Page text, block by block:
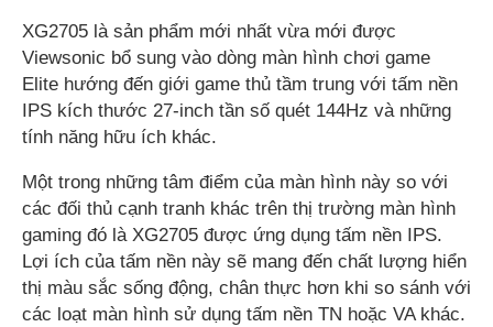
XG2705 là sản phẩm mới nhất vừa mới được
Viewsonic bổ sung vào dòng màn hình chơi game
Elite hướng đến giới game thủ tầm trung với tấm nền
IPS kích thước 27-inch tần số quét 144Hz và những
tính năng hữu ích khác.
Một trong những tâm điểm của màn hình này so với
các đối thủ cạnh tranh khác trên thị trường màn hình
gaming đó là XG2705 được ứng dụng tấm nền IPS.
Lợi ích của tấm nền này sẽ mang đến chất lượng hiển
thị màu sắc sống động, chân thực hơn khi so sánh với
các loạt màn hình sử dụng tấm nền TN hoặc VA khác.